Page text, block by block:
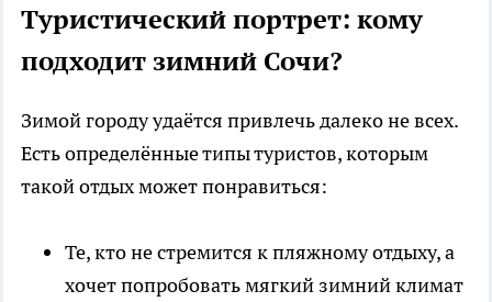
Туристический портрет: кому
подходит зимний Сочи?
Зимой городу удаётся привлечь далеко не всех.
Есть определённые типы туристов, которым
такой отдых может понравиться:
Те, кто не стремится к пляжному отдыху, а
хочет попробовать мягкий зимний климат